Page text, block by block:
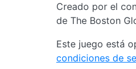
Creado por el
de The Boston
Este juego está
condiciones de